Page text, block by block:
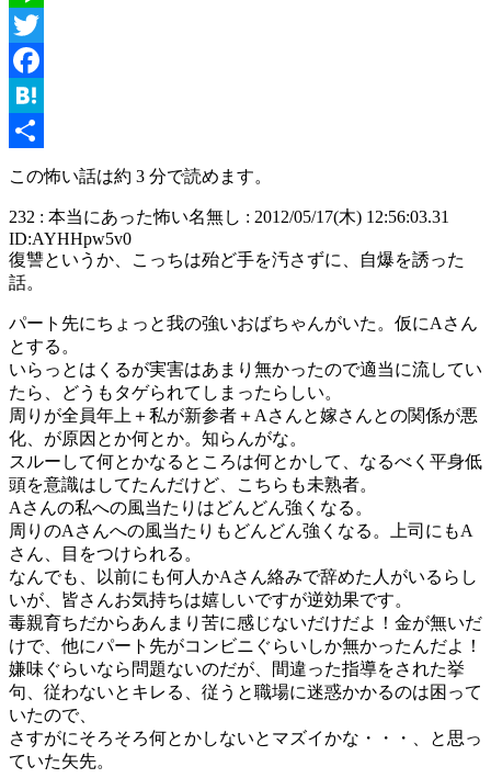
Line
Twitter
Facebook
Hatena
この怖い話は約 3 分で読めます。
232 : 本当にあった怖い名無し : 2012/05/17(木) 12:56:03.31
ID:AYHHpw5v0
復讐というか、こっちは殆ど手を汚さずに、自爆を誘った
話。
パート先にちょっと我の強いおばちゃんがいた。仮にAさん
とする。
いらっとはくるが実害はあまり無かったので適当に流してい
たら、どうもタゲられてしまったらしい。
周りが全員年上＋私が新参者＋Aさんと嫁さんとの関係が悪
化、が原因とか何とか。知らんがな。
スルーして何とかなるところは何とかして、なるべく平身低
頭を意識はしてたんだけど、こちらも未熟者。
Aさんの私への風当たりはどんどん強くなる。
周りのAさんへの風当たりもどんどん強くなる。上司にもA
さん、目をつけられる。
なんでも、以前にも何人かAさん絡みで辞めた人がいるらし
いが、皆さんお気持ちは嬉しいですが逆効果です。
毒親育ちだからあんまり苦に感じないだけだよ！金が無いだ
けで、他にパート先がコンビニぐらいしか無かったんだよ！
嫌味ぐらいなら問題ないのだが、間違った指導をされた挙
句、従わないとキレる、従うと職場に迷惑かかるのは困って
いたので、
さすがにそろそろ何とかしないとマズイかな・・・、と思っ
ていた矢先。